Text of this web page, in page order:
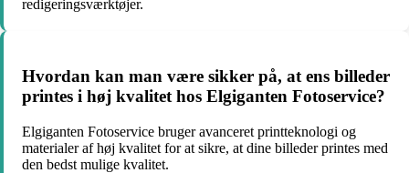
redigeringsværktøjer.
Hvordan kan man være sikker på, at ens billeder
printes i høj kvalitet hos Elgiganten Fotoservice?
Elgiganten Fotoservice bruger avanceret printteknologi og
materialer af høj kvalitet for at sikre, at dine billeder printes med
den bedst mulige kvalitet.